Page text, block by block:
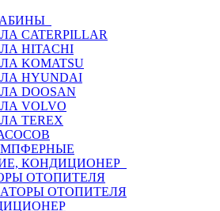
CATERPILLAR
HITACHI
KOMATSU
HYUNDAI
DOOSAN
VOLVO
TEREX
КОНДИЦИОНЕР
ОТОПИТЕЛЯ
ОТОПИТЕЛЯ